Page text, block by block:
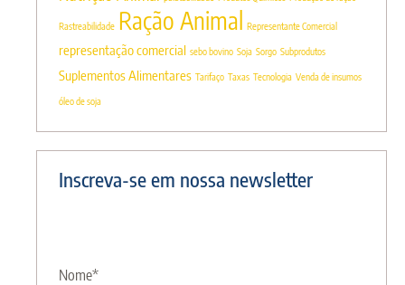
Rastreabilidade Ração Animal Representante Comercial
representação comercial sebo bovino Soja Sorgo Subprodutos
Suplementos Alimentares Tarifaço Taxas Tecnologia Venda de insumos
óleo de soja
Inscreva-se em nossa newsletter
Nome*